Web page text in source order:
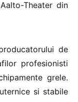
Theater din
de
profesionisti
grele.
si stabile